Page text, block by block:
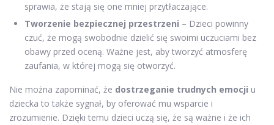
sprawia, że stają się one mniej przytłaczające.
Tworzenie bezpiecznej przestrzeni – Dzieci powinny
czuć, że mogą swobodnie dzielić się swoimi uczuciami bez
obawy przed oceną. Ważne jest, aby tworzyć atmosferę
zaufania, w której mogą się otworzyć.
Nie można zapominać, że dostrzeganie trudnych emocji u
dziecka to także sygnał, by oferować mu wsparcie i
zrozumienie. Dzięki temu dzieci uczą się, że są ważne i że ich